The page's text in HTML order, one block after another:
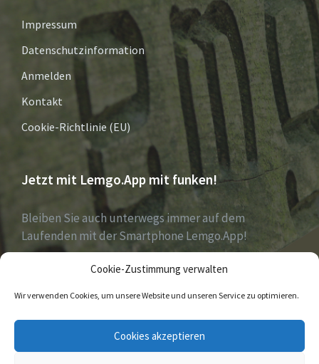
Cookie-Zustimmung verwalten
Wir verwenden Cookies, um unsere Website und unseren Service zu optimieren.
Cookies akzeptieren
Impressum
Datenschutzinformation
Anmelden
Kontakt
Cookie-Richtlinie (EU)
Jetzt mit Lemgo.App mit funken!
Bleiben Sie auch unterwegs immer auf dem
Laufenden mit der Smartphone Lemgo.App!
Jetzt laden für iOS & Android
Facebook Twitter